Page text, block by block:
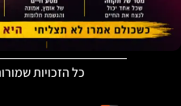
כל הזכויות שמורות